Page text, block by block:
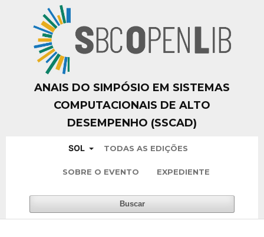
ANAIS DO SIMPÓSIO EM SISTEMAS
COMPUTACIONAIS DE ALTO
DESEMPENHO (SSCAD)
SOL TODAS AS EDIÇÕES
SOBRE O EVENTO EXPEDIENTE
Buscar